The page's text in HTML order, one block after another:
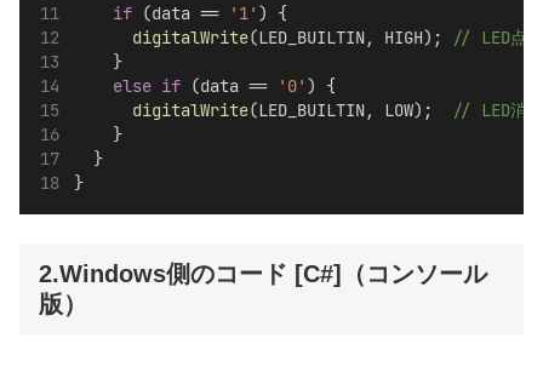
if (data == '1' ) {
digitalWrite(LED_BUILTIN, HIGH); // LED点灯
    }
else if (data == '0' ) {
digitalWrite(LED_BUILTIN, LOW);
  // LED消灯
    }
  }
}
2.Windows側のコード [C#]（コンソール
版）